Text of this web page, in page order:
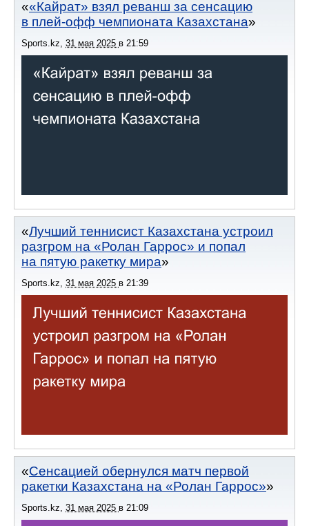
«Кайрат» взял реванш за сенсацию
в плей-офф чемпионата Казахстана
Sports.kz, 31 мая 2025 в 21:59
Лучший теннисист Казахстана устроил
разгром на «Ролан Гаррос» и попал
на пятую ракетку мира
Sports.kz, 31 мая 2025 в 21:39
Сенсацией обернулся матч первой
ракетки Казахстана на «Ролан Гаррос»
Sports.kz 31 мая 2025 в 21:09